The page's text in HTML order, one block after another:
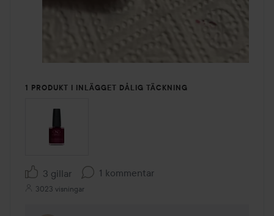
1 PRODUKT I INLÄGGET DÅLIG TÄCKNING
3 gillar 1 kommentar
3023 visningar